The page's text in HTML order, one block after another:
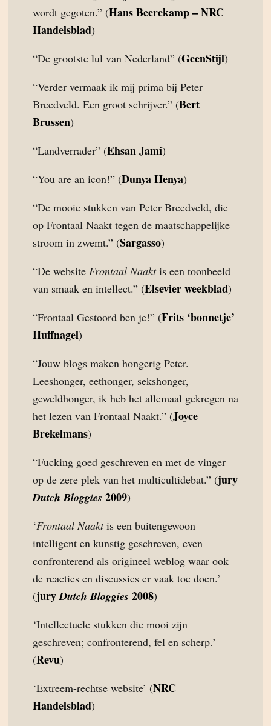
wordt gegoten.” (Hans Beerekamp – NRC
Handelsblad)
“De grootste lul van Nederland” (GeenStijl)
“Verder vermaak ik mij prima bij Peter
Breedveld. Een groot schrijver.” (Bert
Brussen)
“Landverrader” (Ehsan Jami)
“You are an icon!” (Dunya Henya)
“De mooie stukken van Peter Breedveld, die
op Frontaal Naakt tegen de maatschappelijke
stroom in zwemt.” (Sargasso)
“De website Frontaal Naaktis een toonbeeld
van smaak en intellect.” (Elsevier weekblad)
“Frontaal Gestoord ben je!” (Frits ‘bonnetje’
Huffnagel)
“Jouw blogs maken hongerig Peter.
Leeshonger, eethonger, sekshonger,
geweldhonger, ik heb het allemaal gekregen na
het lezen van Frontaal Naakt.” (Joyce
Brekelmans)
“Fucking goed geschreven en met de vinger
op de zere plek van het multicultidebat.” (jury
Dutch Bloggies 2009)
‘Frontaal Naaktis een buitengewoon
intelligent en kunstig geschreven, even
confronterend als origineel weblog waar ook
de reacties en discussies er vaak toe doen.’
(juryDutch Bloggies 2008)
‘Intellectuele stukken die mooi zijn
geschreven; confronterend, fel en scherp.’
(Revu)
‘Extreem-rechtse website’ (NRC
Handelsblad)